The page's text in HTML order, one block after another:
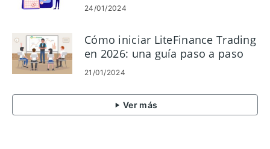
24/01/2024
Cómo iniciar LiteFinance Trading
en 2026: una guía paso a paso
para principiantes
21/01/2024
Ver más